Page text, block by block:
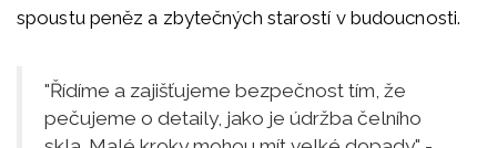
spoustu peněz a zbytečných starostí v budoucnosti.
"Řídíme a zajišťujeme bezpečnost tím, že
pečujeme o detaily, jako je údržba čelního